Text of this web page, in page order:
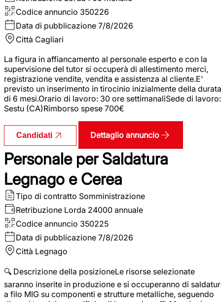
Codice annuncio 350226
Data di pubblicazione 7/8/2026
Città Cagliari
La figura in affiancamento al personale esperto e con la
supervisione del tutor si occuperà di allestimento merci,
registrazione vendite, vendita e assistenza al cliente.E'
previsto un inserimento in tirocinio inizialmente della durata
di 6 mesi.Orario di lavoro: 30 ore settimanaliSede di lavoro:
Sestu (CA)Rimborso spese 700€
Candidati Dettaglio annuncio
Personale per Saldatura
Legnago e Cerea
Tipo di contratto Somministrazione
Retribuzione Lorda 24000 annuale
Codice annuncio 350225
Data di pubblicazione 7/8/2026
Città Legnago
🔍 Descrizione della posizioneLe risorse selezionate
saranno inserite in produzione e si occuperanno di
a filo MIG su componenti e strutture metalliche, seguendo